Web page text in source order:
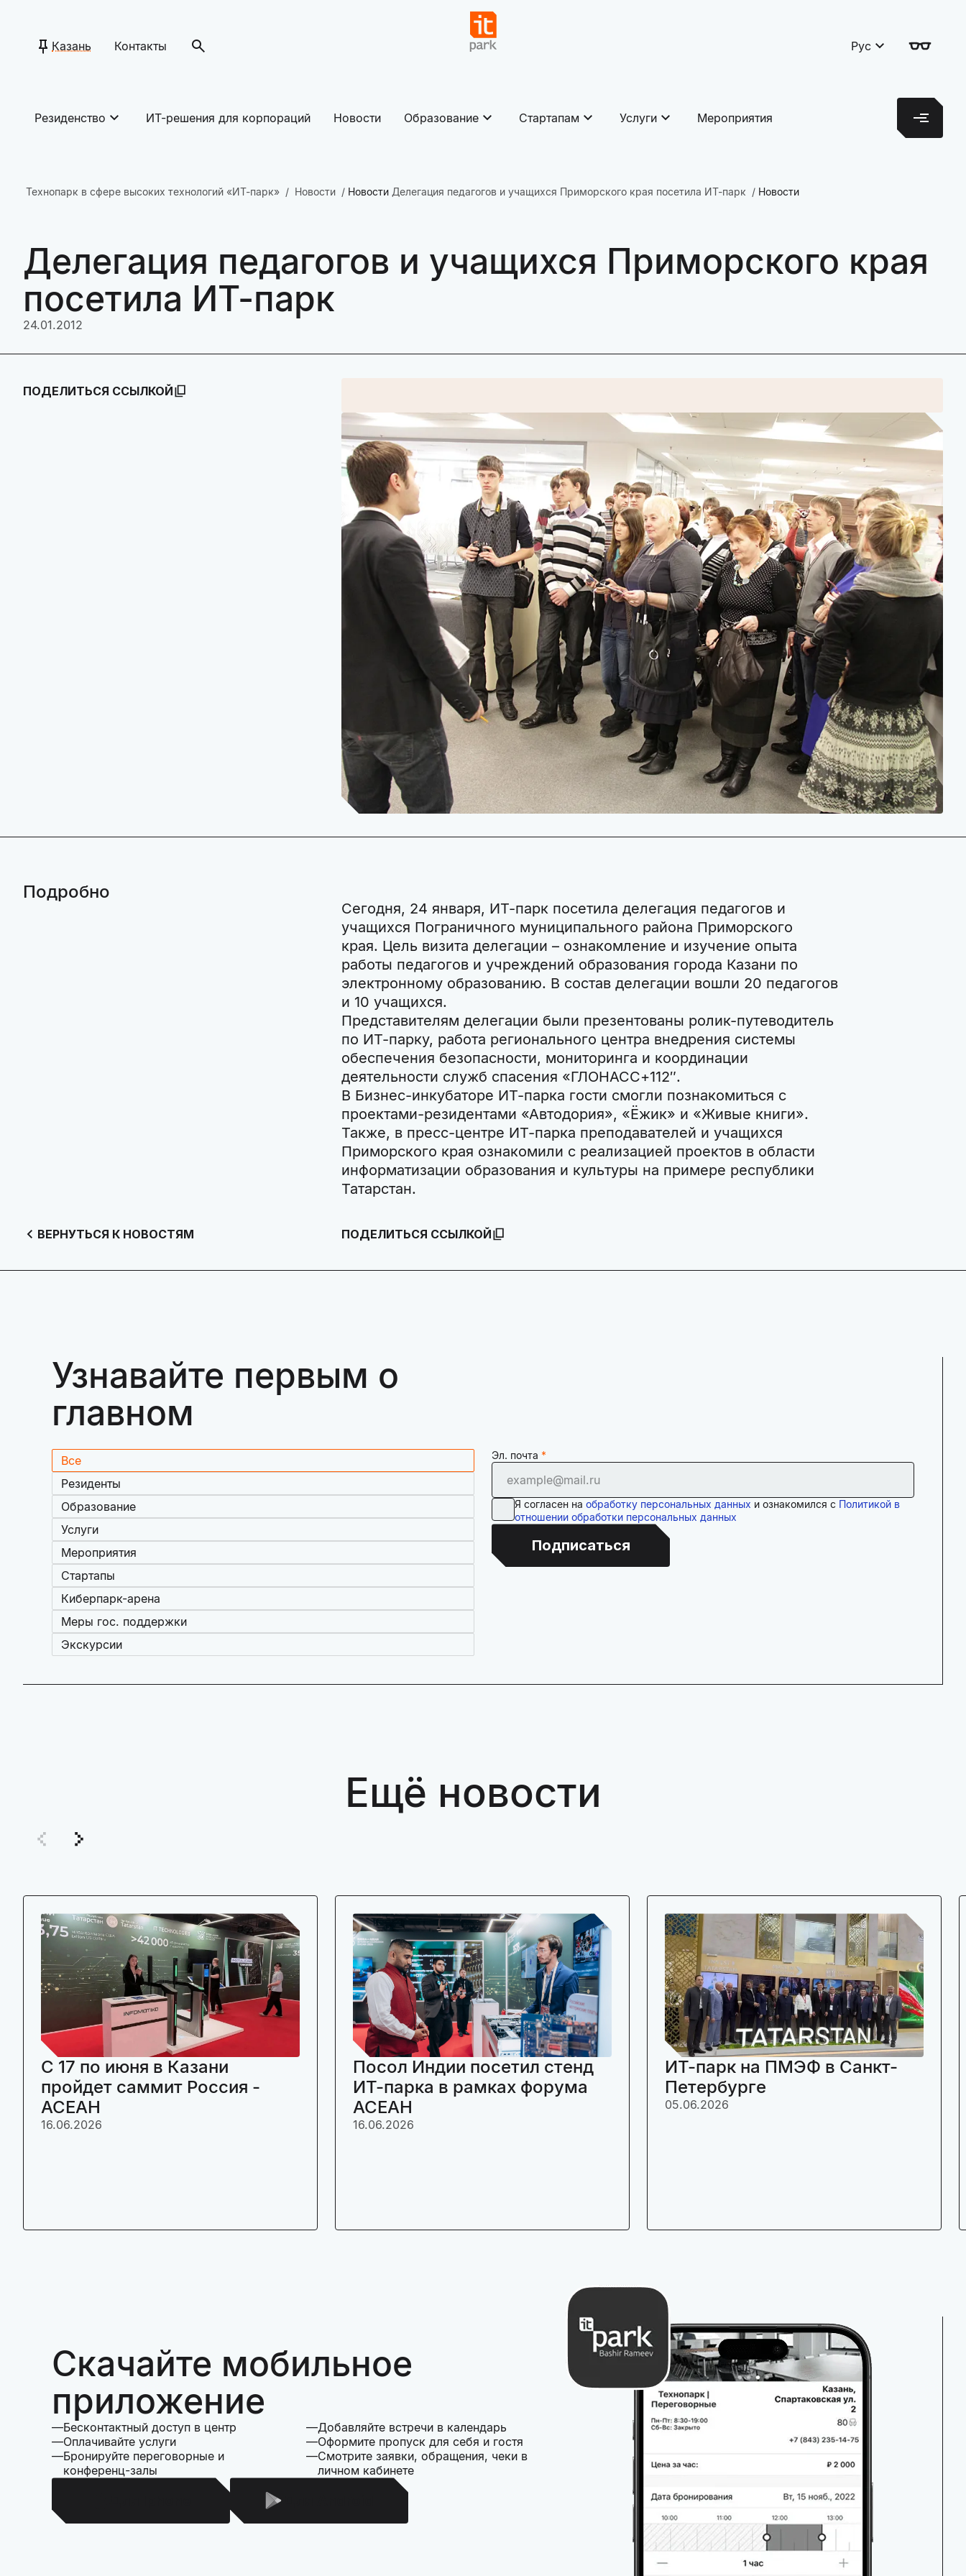
Казань Контакты Рус
Резиденство ИТ-решения для корпораций Новости Образование Стартапам Услуги Мероприятия
Технопарк в сфере высоких технологий «ИТ-парк» Новости Новости Делегация педагогов и учащихся Приморского края посетила ИТ-парк Новости
Делегация педагогов и учащихся Приморского края
посетила ИТ-парк
24.01.2012
ПОДЕЛИТЬСЯ ССЫЛКОЙ
Подробно
Сегодня, 24 января, ИТ-парк посетила делегация педагогов и
учащихся Пограничного муниципального района Приморского
края. Цель визита делегации – ознакомление и изучение опыта
работы педагогов и учреждений образования города Казани по
электронному образованию. В состав делегации вошли 20 педагогов
и 10 учащихся.
Представителям делегации были презентованы ролик-путеводитель
по ИТ-парку, работа регионального центра внедрения системы
обеспечения безопасности, мониторинга и координации
деятельности служб спасения «ГЛОНАСС+112″.
В Бизнес-инкубаторе ИТ-парка гости смогли познакомиться с
проектами-резидентами «Автодория», «Ёжик» и «Живые книги».
Также, в пресс-центре ИТ-парка преподавателей и учащихся
Приморского края ознакомили с реализацией проектов в области
информатизации образования и культуры на примере республики
Татарстан.
ВЕРНУТЬСЯ К НОВОСТЯМ ПОДЕЛИТЬСЯ ССЫЛКОЙ
Узнавайте первым о
главном
Все
Резиденты
Образование
Услуги
Мероприятия
Стартапы
Киберпарк-арена
Меры гос. поддержки
Экскурсии
Эл. почта
Я согласен на обработку персональных данных и ознакомился с Политикой в
отношении обработки персональных данных
Подписаться
Ещё новости
C 17 по июня в Казани
пройдет саммит Россия -
АСЕАН
16.06.2026
Посол Индии посетил стенд
ИТ-парка в рамках форума
АСЕАН
16.06.2026
ИТ-парк на ПМЭФ в Санкт-
Петербурге
05.06.2026
Скачайте мобильное
приложение
Бесконтактный доступ в центр
Оплачивайте услуги
Бронируйте переговорные и
конференц-залы
Добавляйте встречи в календарь
Оформите пропуск для себя и гостя
Смотрите заявки, обращения, чеки в
личном кабинете